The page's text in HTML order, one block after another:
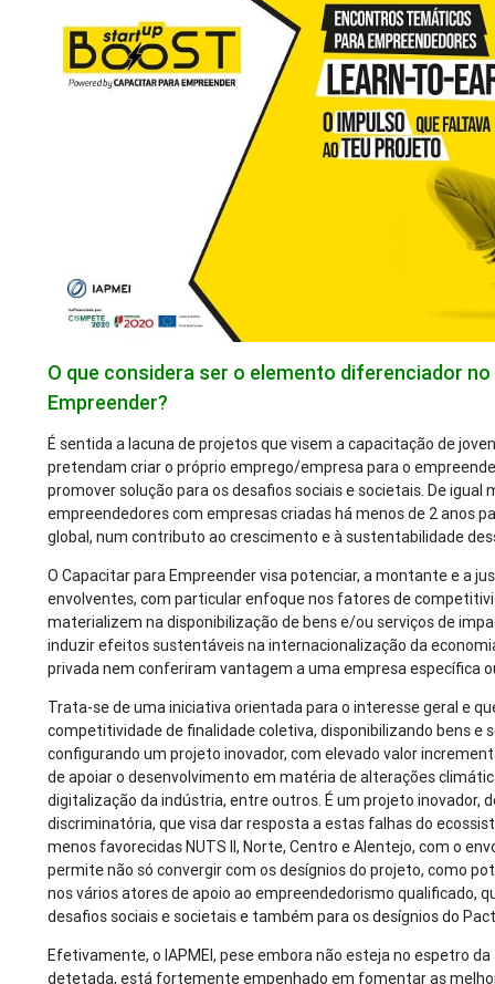
O que considera ser o elemento diferenciador
Empreender?
É sentida a lacuna de projetos que visem a capacitação de
pretendam criar o próprio emprego/empresa para o
promover solução para os desafios sociais e societais. De
empreendedores com empresas criadas há menos de 2 anos
global, num contributo ao crescimento e à sustentabilidade
O Capacitar para Empreender visa potenciar, a montante e a
envolventes, com particular enfoque nos fatores de
materializem na disponibilização de bens e/ou serviços de
induzir efeitos sustentáveis na internacionalização da
privada nem conferiram vantagem a uma empresa específica
Trata-se de uma iniciativa orientada para o interesse geral e
competitividade de finalidade coletiva, disponibilizando bens e
configurando um projeto inovador, com elevado valor
de apoiar o desenvolvimento em matéria de alterações
digitalização da indústria, entre outros. É um projeto inovador,
discriminatória, que visa dar resposta a estas falhas do
menos favorecidas NUTS II, Norte, Centro e Alentejo, com o
permite não só convergir com os desígnios do projeto, como
nos vários atores de apoio ao empreendedorismo qualificado,
desafios sociais e societais e também para os desígnios do
Efetivamente, o IAPMEI, pese embora não esteja no espetro
detetada, está fortemente empenhado em fomentar as